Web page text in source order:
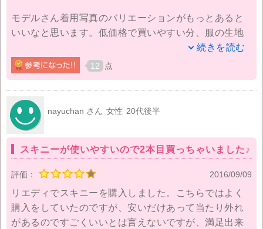
モデルさん着用写真のバリエーションがもっとあると
いいなと思います。低価格で買いやすい分、服の生地
の質感には注意していきたいですね。また、生地の厚
みの記載もあるとなお良しかなと感じます。
結局その薄手のニットは春先や秋に使うことにしまし
た。冬のために買ったのに薄手のニットでは厳しいの
で、他で厚手のニットは購入しました。値段がそんな
に高くなかったのが救いだったけど、二度手間になっ
たのが惜しかったです。
続きを読む
12 点
nayuchan さん 女性 20代後半
スキニーが使いやすいので2本目買っちゃいました♪
評価： 2016/09/09
リエディでスキニーを購入しました。こちらではよく
購入をしていたのですが、安いだけあって当たり外れ
があるのですごくいいとは言えないですが、満足出来